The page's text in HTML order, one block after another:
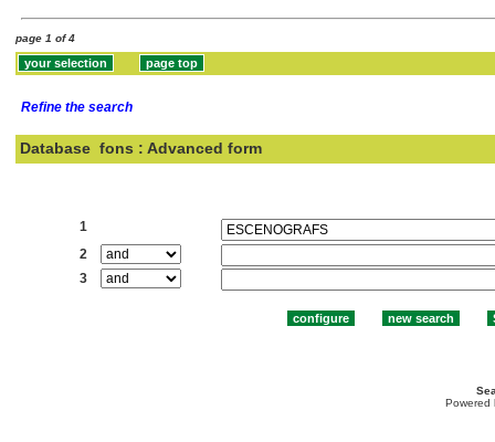
page 1 of 4
Refine the search
Database fons : Advanced form
1
2
3